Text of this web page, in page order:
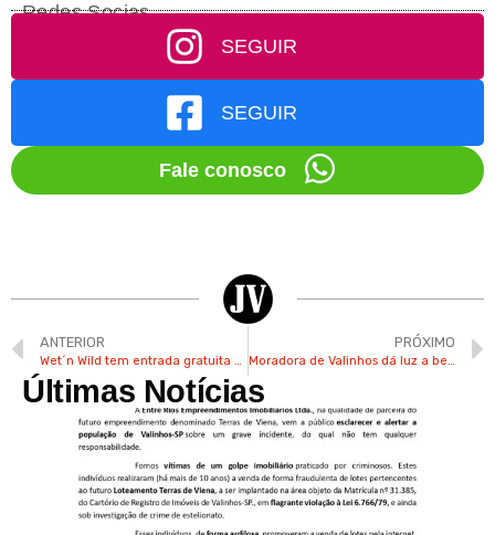
Redes Socias
SEGUIR
SEGUIR
Fale conosco
ANTERIOR
Wet´n Wild tem entrada gratuita para crianças de até 12 anos até o final de julho
PRÓXIMO
Moradora de Valinhos dá luz a bebê em casa com ajuda de equipe do SAMV
Últimas Notícias